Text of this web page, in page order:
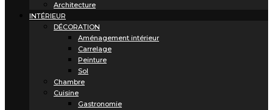
Architecture
INTÉRIEUR
DÉCORATION
Aménagement intérieur
Carrelage
Peinture
Sol
Chambre
Cuisine
Gastronomie